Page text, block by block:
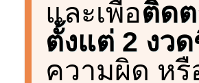
และเพื่อติด
ตั้งแต่ 2 งว
ความผิด ห